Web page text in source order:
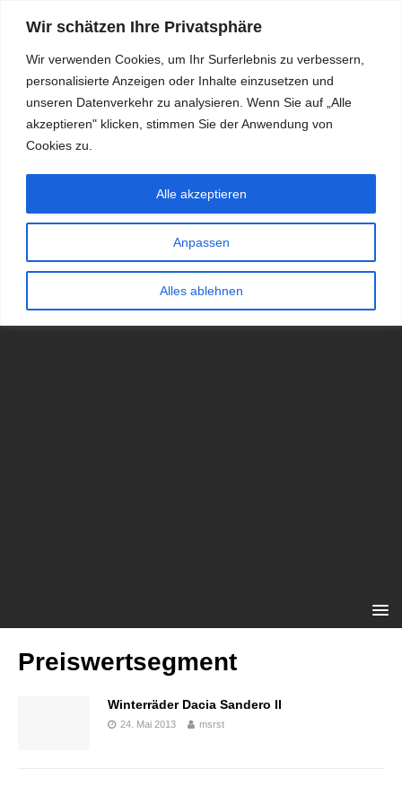
Wir schätzen Ihre Privatsphäre
Wir verwenden Cookies, um Ihr Surferlebnis zu verbessern,
personalisierte Anzeigen oder Inhalte einzusetzen und
unseren Datenverkehr zu analysieren. Wenn Sie auf „Alle
akzeptieren" klicken, stimmen Sie der Anwendung von
Cookies zu.
Anpassen
Alles ablehnen
Alle akzeptieren
RDKS.EXPERT
TESTS, EXPERTEN-TIPPS RUND UM DAS THEMA RDKS UND
Preiswertsegment
Winterräder Dacia Sandero II
24. Mai 2013 msrst